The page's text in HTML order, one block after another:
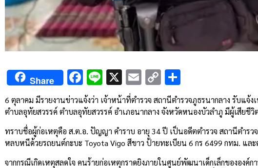
Share Facebook
Line
X Email
Copy
Link
6 ตุลาคม มีรายงานข่าวแจ้งว่า เจ้าหน้าที่ตำรวจ สถานีตำรวจภูธรนากลาง รับแจ้ง
ตำบลอุทัยสวรรค์ ตำบลอุทัยสวรรค์ อำเภอนากลาง จังหวัดหนองบัวลำภู มีผู้เสียชีวิ
ทราบชื่อผู้ก่อเหตุคือ ส.ต.อ. ปัญญา คำราบ อายุ 34ปี เป็นอดีตตำรวจ สถานีตำรว
หลบหนีด้วยรถยนต์กะบะ Toyota Vigo สีขาว ป้ายทะเบียน 6 กร 6499 กทม. และ
จากกรณีเกิดเหตุสลดใจ คนร้ายก่อเหตุกราดยิงภายในศูนย์พัฒนาเด็กเล็กขององค์